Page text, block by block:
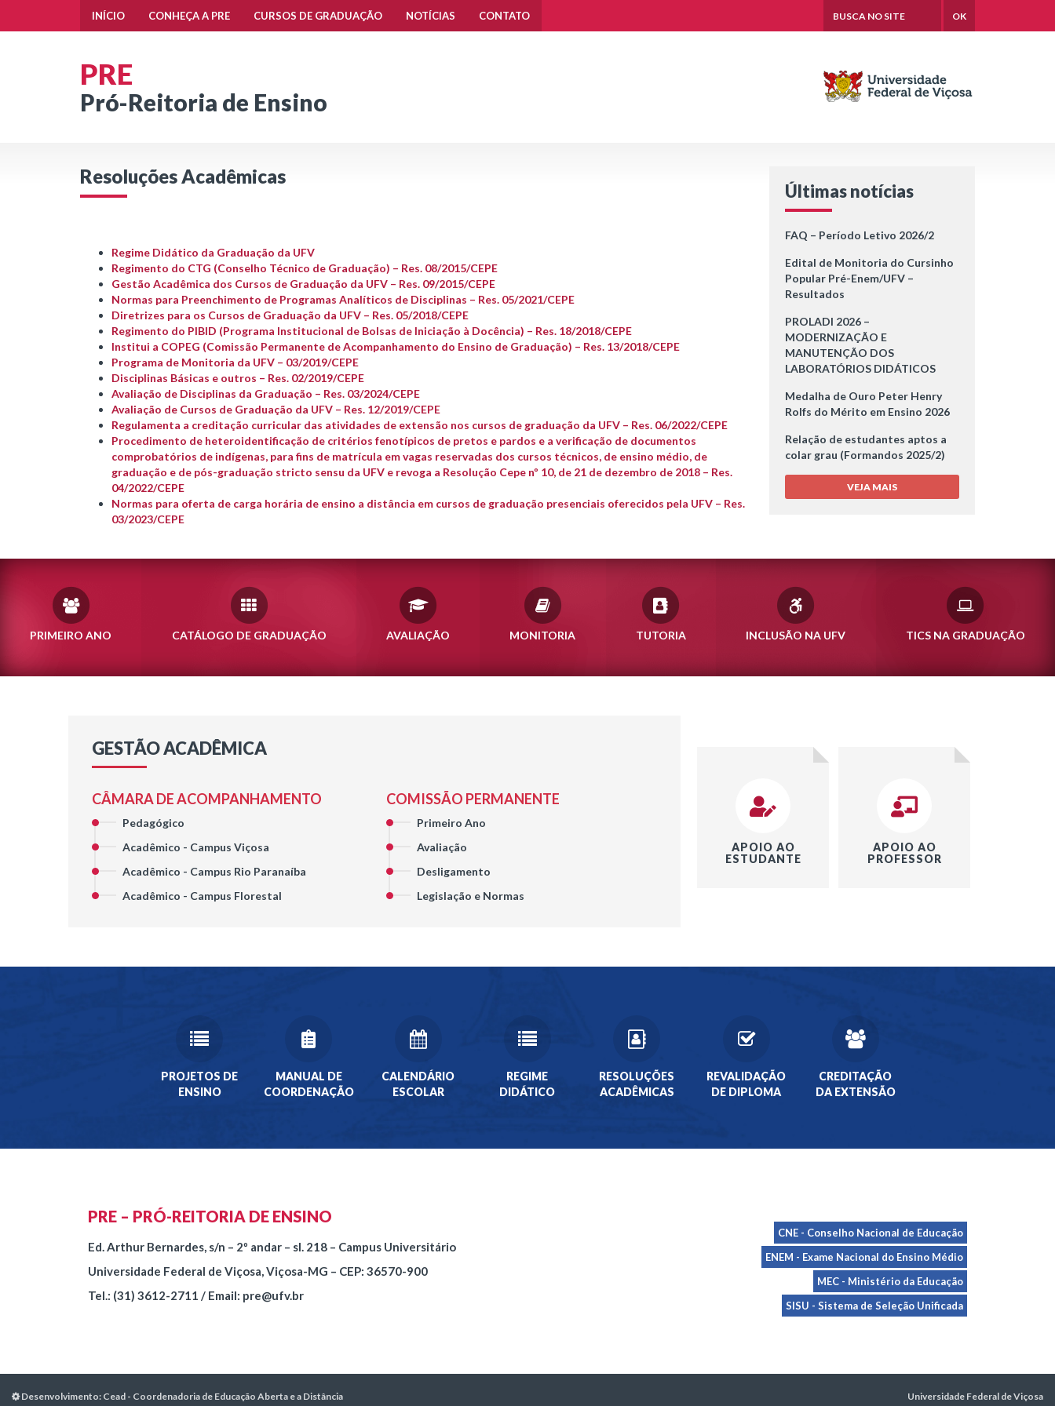
INÍCIO CONHEÇA A PRE CURSOS DE GRADUAÇÃO NOTÍCIAS CONTATO OK
PRE
Pró-Reitoria de Ensino
Resoluções Acadêmicas
Regime Didático da Graduação da UFV
Regimento do CTG (Conselho Técnico de Graduação) – Res. 08/2015/CEPE
Gestão Acadêmica dos Cursos de Graduação da UFV – Res. 09/2015/CEPE
Normas para Preenchimento de Programas Analíticos de Disciplinas – Res. 05/2021/CEPE
Diretrizes para os Cursos de Graduação da UFV – Res. 05/2018/CEPE
Regimento do PIBID (Programa Institucional de Bolsas de Iniciação à Docência) – Res. 18/2018/CEPE
Institui a COPEG (Comissão Permanente de Acompanhamento do Ensino de Graduação) – Res. 13/2018/CEPE
Programa de Monitoria da UFV – 03/2019/CEPE
Disciplinas Básicas e outros – Res. 02/2019/CEPE
Avaliação de Disciplinas da Graduação – Res. 03/2024/CEPE
Avaliação de Cursos de Graduação da UFV – Res. 12/2019/CEPE
Regulamenta a creditação curricular das atividades de extensão nos cursos de graduação da UFV – Res. 06/2022/CEPE
Procedimento de heteroidentificação de critérios fenotípicos de pretos e pardos e a verificação de documentos
comprobatórios de indígenas, para fins de matrícula em vagas reservadas dos cursos técnicos, de ensino médio, de
graduação e de pós-graduação stricto sensu da UFV e revoga a Resolução Cepe nº 10, de 21 de dezembro de 2018 – Res.
04/2022/CEPE
Normas para oferta de carga horária de ensino a distância em cursos de graduação presenciais oferecidos pela UFV – Res.
03/2023/CEPE
Últimas notícias
FAQ – Período Letivo 2026/2
Edital de Monitoria do Cursinho
Popular Pré-Enem/UFV –
Resultados
PROLADI 2026 –
MODERNIZAÇÃO E
MANUTENÇÃO DOS
LABORATÓRIOS DIDÁTICOS
Medalha de Ouro Peter Henry
Rolfs do Mérito em Ensino 2026
Relação de estudantes aptos a
colar grau (Formandos 2025/2)
VEJA MAIS
PRIMEIRO ANO CATÁLOGO DE GRADUAÇÃO AVALIAÇÃO MONITORIA TUTORIA INCLUSÃO NA UFV TICS NA GRADUAÇÃO
GESTÃO ACADÊMICA
CÂMARA DE ACOMPANHAMENTO
Pedagógico
Acadêmico - Campus Viçosa
Acadêmico - Campus Rio Paranaíba
Acadêmico - Campus Florestal
COMISSÃO PERMANENTE
Primeiro Ano
Avaliação
Desligamento
Legislação e Normas
APOIO AO
ESTUDANTE
APOIO AO
PROFESSOR
PROJETOS DE
ENSINO
MANUAL DE
COORDENAÇÃO
CALENDÁRIO
ESCOLAR
REGIME
DIDÁTICO
RESOLUÇÕES
ACADÊMICAS
REVALIDAÇÃO
DE DIPLOMA
CREDITAÇÃO
DA EXTENSÃO
PRE – PRÓ-REITORIA DE ENSINO
Ed. Arthur Bernardes, s/n – 2º andar – sl. 218 – Campus Universitário
Universidade Federal de Viçosa, Viçosa-MG – CEP: 36570-900
Tel.: (31) 3612-2711 / Email: pre@ufv.br
CNE - Conselho Nacional de Educação
ENEM - Exame Nacional do Ensino Médio
MEC - Ministério da Educação
SISU - Sistema de Seleção Unificada
Desenvolvimento: Cead - Coordenadoria de Educação Aberta e a Distância Universidade Federal de Viçosa